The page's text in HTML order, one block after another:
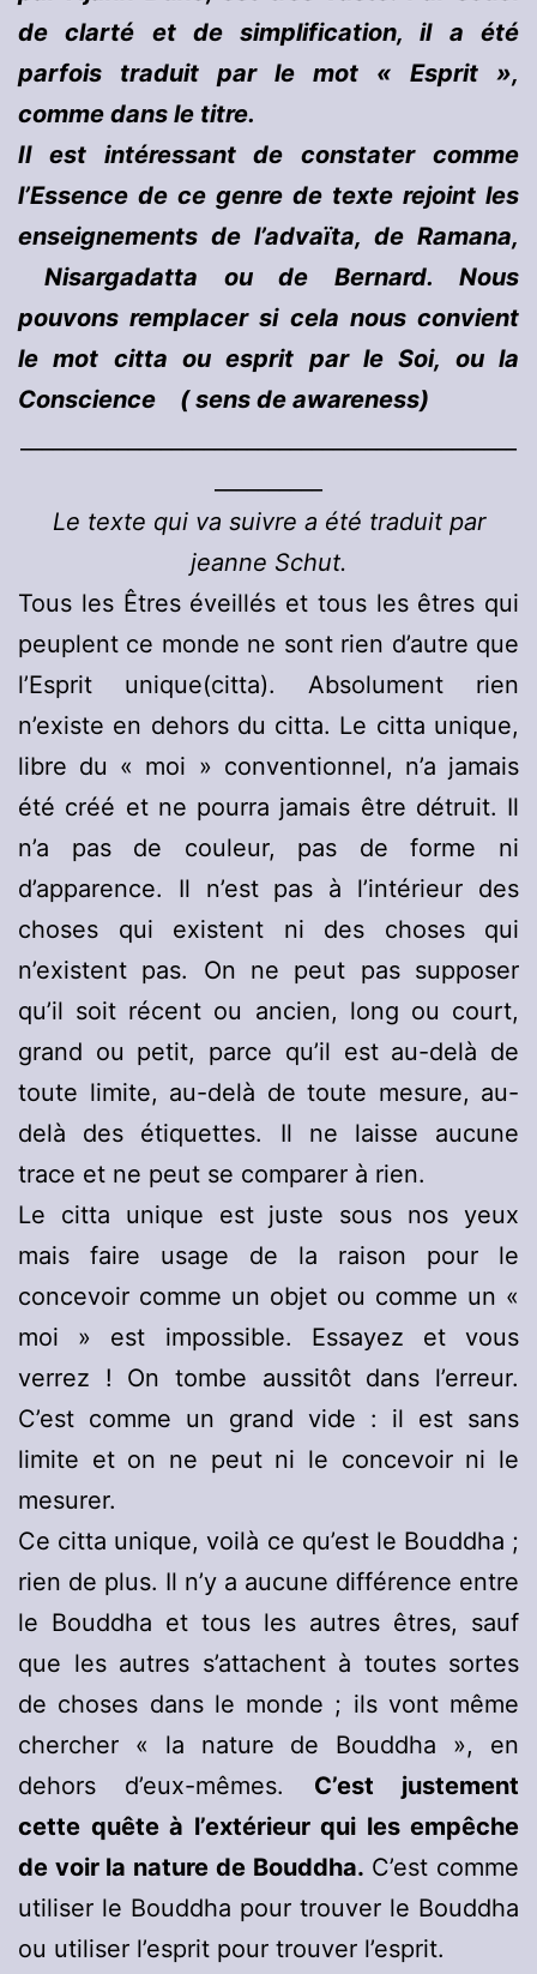
de clarté et de simplification, il a été
parfois traduit par le mot « Esprit »,
comme dans le titre.
Il est intéressant de constater comme
l’Essence de ce genre de texte rejoint les
enseignements de l’advaïta, de Ramana,
Nisargadatta ou de Bernard. Nous
pouvons remplacer si cela nous convient
le mot citta ou esprit par le Soi, ou la
Conscience ( sens de awareness)
Le texte qui va suivre a été traduit par
jeanne Schut.
Tous les Êtres éveillés et tous les êtres qui
peuplent ce monde ne sont rien d’autre que
l’Esprit unique(citta). Absolument rien
n’existe en dehors du citta. Le citta unique,
libre du « moi » conventionnel, n’a jamais
été créé et ne pourra jamais être détruit. Il
n’a pas de couleur, pas de forme ni
d’apparence. Il n’est pas à l’intérieur des
choses qui existent ni des choses qui
n’existent pas. On ne peut pas supposer
qu’il soit récent ou ancien, long ou court,
grand ou petit, parce qu’il est au-delà de
toute limite, au-delà de toute mesure, au-
delà des étiquettes. Il ne laisse aucune
trace et ne peut se comparer à rien.
Le citta unique est juste sous nos yeux
mais faire usage de la raison pour le
concevoir comme un objet ou comme un «
moi » est impossible. Essayez et vous
verrez ! On tombe aussitôt dans l’erreur.
C’est comme un grand vide : il est sans
limite et on ne peut ni le concevoir ni le
mesurer.
Ce citta unique, voilà ce qu’est le Bouddha ;
rien de plus. Il n’y a aucune différence entre
le Bouddha et tous les autres êtres, sauf
que les autres s’attachent à toutes sortes
de choses dans le monde ; ils vont même
chercher « la nature de Bouddha », en
dehors d’eux-mêmes. C’est justement
cette quête à l’extérieur qui les empêche
de voir la nature de Bouddha. C’est comme
utiliser le Bouddha pour trouver le Bouddha
ou utiliser l’esprit pour trouver l’esprit.